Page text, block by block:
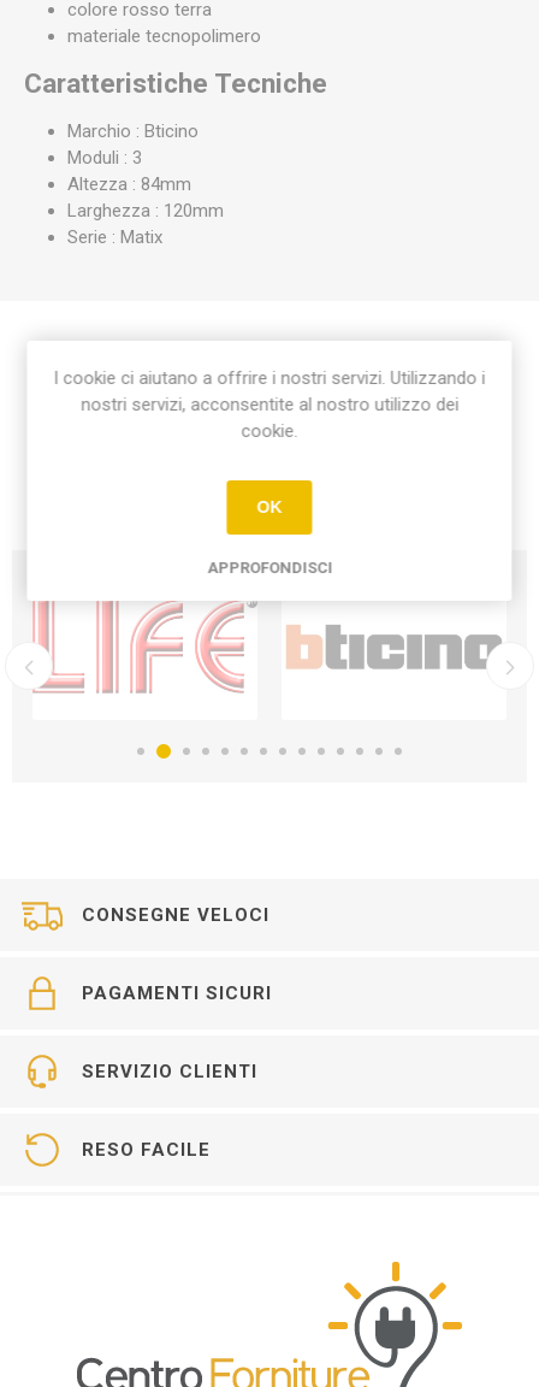
colore rosso terra
materiale tecnopolimero
Caratteristiche Tecniche
Marchio : Bticino
Moduli : 3
Altezza : 84mm
Larghezza : 120mm
Serie : Matix
Etichetta del prodotto
placca matix 3 moduli
CONSEGNE VELOCI
PAGAMENTI SICURI
SERVIZIO CLIENTI
RESO FACILE
I cookie ci aiutano a offrire i nostri servizi. Utilizzando i
nostri servizi, acconsentite al nostro utilizzo dei
cookie.
OK
APPROFONDISCI